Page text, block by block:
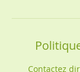
Contactez